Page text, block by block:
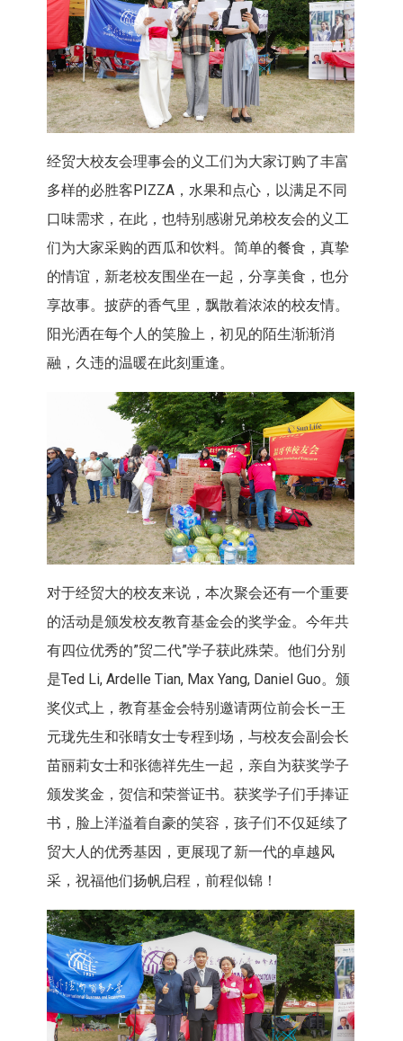
经贸大校友会理事会的义工们为大家订购了丰富
多样的必胜客PIZZA，水果和点心，以满足不同
口味需求，在此，也特别感谢兄弟校友会的义工
们为大家采购的西瓜和饮料。简单的餐食，真挚
的情谊，新老校友围坐在一起，分享美食，也分
享故事。披萨的香气里，飘散着浓浓的校友情。
阳光洒在每个人的笑脸上，初见的陌生渐渐消
融，久违的温暖在此刻重逢。
对于经贸大的校友来说，本次聚会还有一个重要
的活动是颁发校友教育基金会的奖学金。今年共
有四位优秀的”贸二代”学子获此殊荣。他们分别
是Ted Li, Ardelle Tian, Max Yang, Daniel Guo。颁
奖仪式上，教育基金会特别邀请两位前会长—王
元珑先生和张晴女士专程到场，与校友会副会长
苗丽莉女士和张德祥先生一起，亲自为获奖学子
颁发奖金，贺信和荣誉证书。获奖学子们手捧证
书，脸上洋溢着自豪的笑容，孩子们不仅延续了
贸大人的优秀基因，更展现了新一代的卓越风
采，祝福他们扬帆启程，前程似锦！